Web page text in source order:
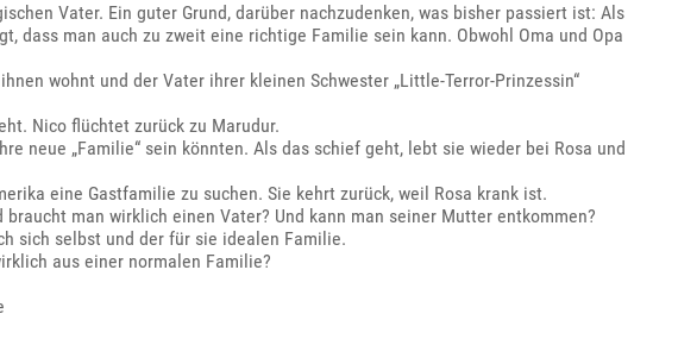
Vater. Ein guter Grund, darüber nachzudenken, was bisher passiert ist: Als
dass man auch zu zweit eine richtige Familie sein kann. Obwohl Oma und Opa
wohnt und der Vater ihrer kleinen Schwester „Little-Terror-Prinzessin“
Nico flüchtet zurück zu Marudur.
neue „Familie“ sein könnten. Als das schief geht, lebt sie wieder bei Rosa und
eine Gastfamilie zu suchen. Sie kehrt zurück, weil Rosa krank ist.
man wirklich einen Vater? Und kann man seiner Mutter entkommen?
sich selbst und der für sie idealen Familie.
aus einer normalen Familie?